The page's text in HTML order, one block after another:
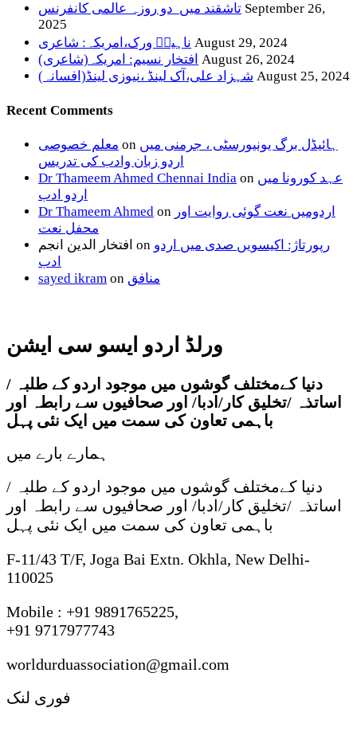
تاشقند میں دو روزہ عالمی کانفرنس September 26,
2025
ناہیدؔ ورک،امریکہ: شاعری August 29, 2024
افتخار نسیم: امریکہ(شاعری) August 26, 2024
شہزاد علی،آک لینڈ ،نیوزی لینڈ(افسانہ) August 25, 2024
Recent Comments
معلم خصوصی on ہائیڈل برگ یونیورسٹی ، جرمنی میں
اردو زبان وادب کی تدریس
Dr Thameem Ahmed Chennai India on عہد کورونا میں
اردو ادب
Dr Thameem Ahmed on اردومیں نعت گوئی روایت اور
محفل نعت
افتخار الدین انجم on رپورتاژ: اکیسویں صدی میں اردو
ادب
sayed ikram on منافق
ورلڈ اردو ایسو سی ایشن
دنیا کےمختلف گوشوں میں موجود اردو کے طلبہ /
اساتذہ /تخلیق کار/ادبا/ اور صحافیوں سے رابطہ اور
باہمی تعاون کی سمت میں ایک نئی پہل
ہمارے بارے میں
دنیا کےمختلف گوشوں میں موجود اردو کے طلبہ /
اساتذہ /تخلیق کار/ادبا/ اور صحافیوں سے رابطہ اور
باہمی تعاون کی سمت میں ایک نئی پہل
F-11/43 T/F, Joga Bai Extn. Okhla, New Delhi-
110025
Mobile : +91 9891765225,
+91 9717977743
worldurduassociation@gmail.com
فوری لنک